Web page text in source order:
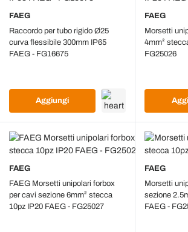
FAEG
Raccordo per tubo rigido Ø25
curva flessibile 300mm IP65
FAEG - FG16675
Aggiungi
FAEG
Morsetti
4mm²
FG25026
FAEG
FAEG Morsetti unipolari forbox
per cavi sezione 6mm² stecca
10pz IP20 FAEG - FG25027
FAEG
Morsetti
sezione
FAEG -